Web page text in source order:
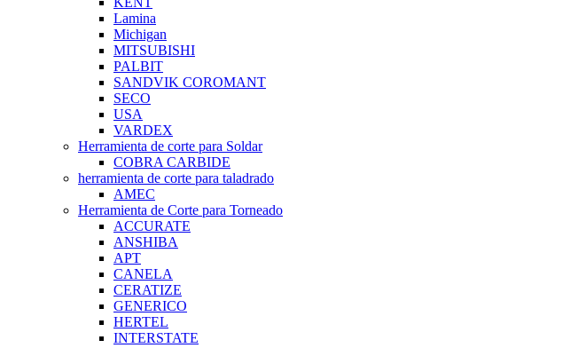
Lamina
Michigan
MITSUBISHI
PALBIT
SANDVIK COROMANT
SECO
USA
VARDEX
Herramienta de corte para Soldar
COBRA CARBIDE
herramienta de corte para taladrado
AMEC
Herramienta de Corte para Torneado
ACCURATE
ANSHIBA
APT
CANELA
CERATIZE
GENERICO
HERTEL
INTERSTATE